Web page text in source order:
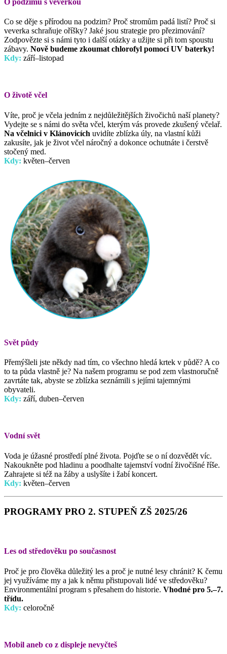
Co se děje s přírodou na podzim? Proč stromům padá listí? Proč si
veverka schraňuje oříšky? Jaké jsou strategie pro přezimování?
Zodpovězte si s námi tyto i další otázky a užijte si při tom spoustu
zábavy. Nově budeme zkoumat chlorofyl pomocí UV baterky!
Kdy: září–listopad
O životě včel
Víte, proč je včela jedním z nejdůležitějších živočichů naší planety?
Vydejte se s námi do světa včel, kterým vás provede zkušený včelař.
Na včelnici v Klánovicích uvidíte zblízka úly, na vlastní kůži
zakusíte, jak je život včel náročný a dokonce ochutnáte i čerstvě
stočený med.
Kdy: květen–červen
Svět půdy
Přemýšleli jste někdy nad tím, co všechno hledá krtek v půdě? A co
to ta půda vlastně je? Na našem programu se pod zem vlastnoručně
zavrtáte tak, abyste se zblízka seznámili s jejími tajemnými
obyvateli.
Kdy: září, duben–červen
Vodní svět
Voda je úžasné prostředí plné života. Pojďte se o ní dozvědět víc.
Nakoukněte pod hladinu a poodhalte tajemství vodní živočišné říše.
Zahrajete si též na žáby a uslyšíte i žabí koncert.
Kdy: květen–červen
PROGRAMY PRO 2. STUPEŇ ZŠ 2025/26
Les od středověku po současnost
Proč je pro člověka důležitý les a proč je nutné lesy chránit? K čemu
jej využíváme my a jak k němu přistupovali lidé ve středověku?
Environmentální program s přesahem do historie. Vhodné pro 5.–7.
třídu.
Kdy: celoročně
Mobil aneb co z displeje nevyčteš